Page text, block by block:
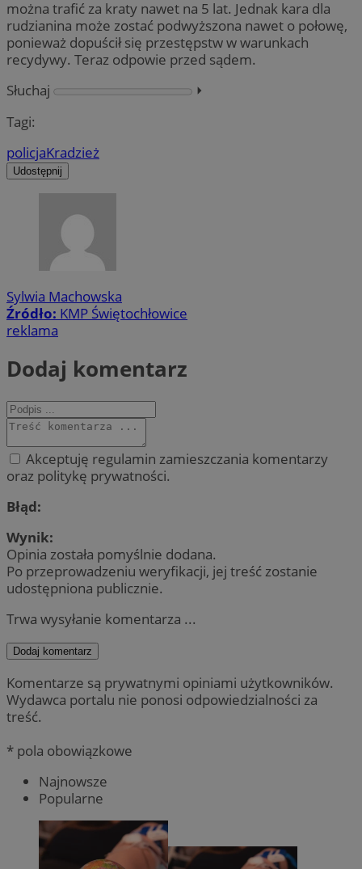
można trafić za kraty nawet na 5 lat. Jednak kara dla
rudzianina może zostać podwyższona nawet o połowę,
ponieważ dopuścił się przestępstw w warunkach
recydywy. Teraz odpowie przed sądem.
Słuchaj
⏵︎
Tagi:
policjaKradzież
Udostępnij
Sylwia Machowska
Źródło: KMP Świętochłowice
reklama
Dodaj komentarz
Akceptuję regulamin zamieszczania komentarzy
oraz politykę prywatności.
Błąd:
Wynik:
Opinia została pomyślnie dodana.
Po przeprowadzeniu weryfikacji, jej treść zostanie
udostępniona publicznie.
Trwa wysyłanie komentarza ...
Dodaj komentarz
Komentarze są prywatnymi opiniami użytkowników.
Wydawca portalu nie ponosi odpowiedzialności za
treść.
* pola obowiązkowe
Najnowsze
Popularne